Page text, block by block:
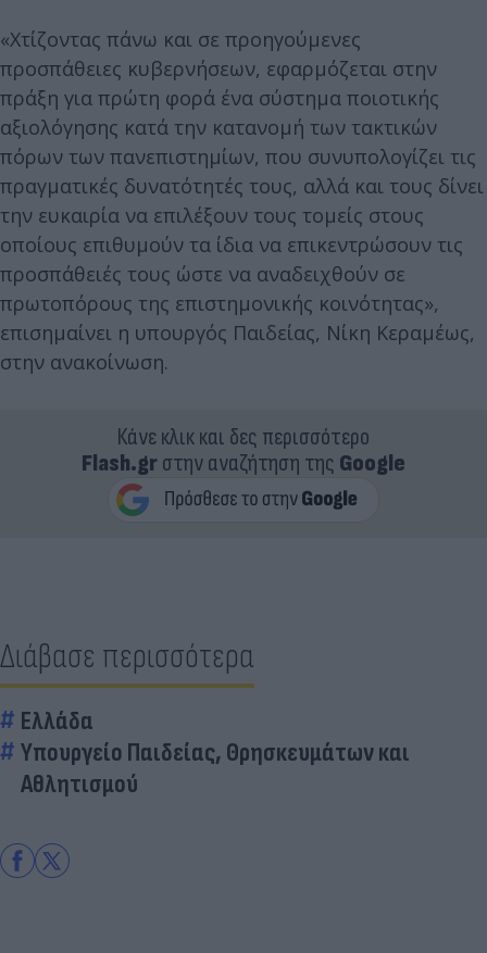
«Χτίζοντας πάνω και σε προηγούμενες
προσπάθειες κυβερνήσεων, εφαρμόζεται στην
πράξη για πρώτη φορά ένα σύστημα ποιοτικής
αξιολόγησης κατά την κατανομή των τακτικών
πόρων των πανεπιστημίων, που συνυπολογίζει τις
πραγματικές δυνατότητές τους, αλλά και τους δίνει
την ευκαιρία να επιλέξουν τους τομείς στους
οποίους επιθυμούν τα ίδια να επικεντρώσουν τις
προσπάθειές τους ώστε να αναδειχθούν σε
πρωτοπόρους της επιστημονικής κοινότητας»,
επισημαίνει η υπουργός Παιδείας, Νίκη Κεραμέως,
στην ανακοίνωση.
Κάνε κλικ και δες περισσότερο
Flash.grστην αναζήτηση της Google
Διάβασε περισσότερα
Ελλάδα
Υπουργείο Παιδείας, Θρησκευμάτων και
Αθλητισμού